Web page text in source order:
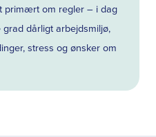
primært om regler – i dag
dårligt arbejdsmiljø,
stress og ønsker om